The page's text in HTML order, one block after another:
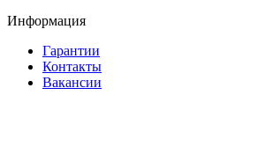
Информация
Гарантии
Контакты
Вакансии